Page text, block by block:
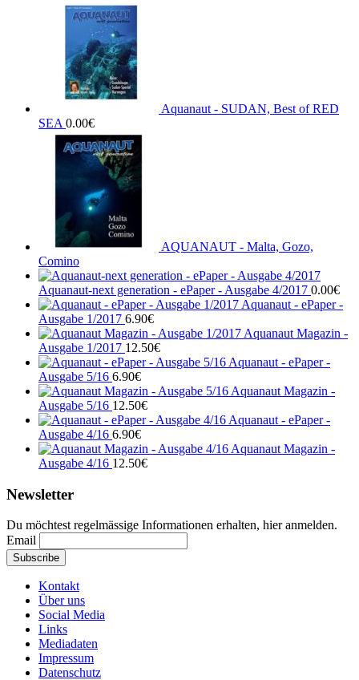
Aquanaut - SUDAN, Best of RED
SEA 0.00€
AQUANAUT - Malta, Gozo,
Comino
Aquanaut-next generation - ePaper - Ausgabe 4/2017 0.00€
Aquanaut - ePaper -
Ausgabe 1/2017 6.90€
Aquanaut Magazin -
Ausgabe 1/2017 12.50€
Aquanaut - ePaper -
Ausgabe 5/16 6.90€
Aquanaut Magazin -
Ausgabe 5/16 12.50€
Aquanaut - ePaper -
Ausgabe 4/16 6.90€
Aquanaut Magazin -
Ausgabe 4/16 12.50€
Newsletter
Du möchtest regelmässige Informationen erhalten, hier anmelden.
Email
Kontakt
Über uns
Social Media
Links
Mediadaten
Impressum
Datenschutz